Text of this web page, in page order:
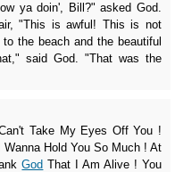
ya doin', Bill?" asked God.
"This is awful! This is not
the beach and the beautiful
said God. "That was the
Take My Eyes Off You !
Hold You So Much ! At
God That I Am Alive ! You